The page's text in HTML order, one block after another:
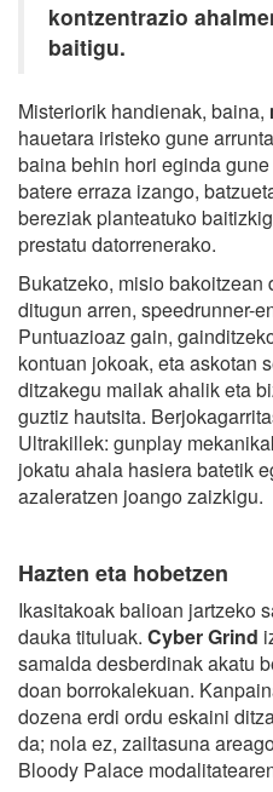
kontzentrazio
baitigu.
Misteriorik handienak, baina,
hauetara iristeko gune
baina behin hori eginda
batere erraza izango,
bereziak planteatuko
prestatu datorrenerako.
Bukatzeko, misio
ditugun arren, speedrunner-
Puntuazioaz gain,
kontuan jokoak, eta askotan
ditzakegu mailak ahalik eta
guztiz hautsita.
Ultrakillek: gunplay
jokatu ahala hasiera batetik
azaleratzen joango zaizkigu.
Hazten eta hobetzen
Ikasitakoak balioan jartzeko
dauka tituluak. Cyber Grind
samalda desberdinak akatu
doan borrokalekuan.
dozena erdi ordu eskaini
da; nola ez, zailtasuna
Bloody Palace